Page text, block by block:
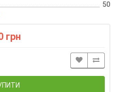
50
грн